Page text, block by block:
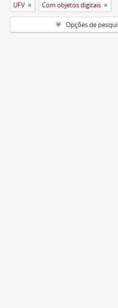
UFV Com objetos digitais
Opções de